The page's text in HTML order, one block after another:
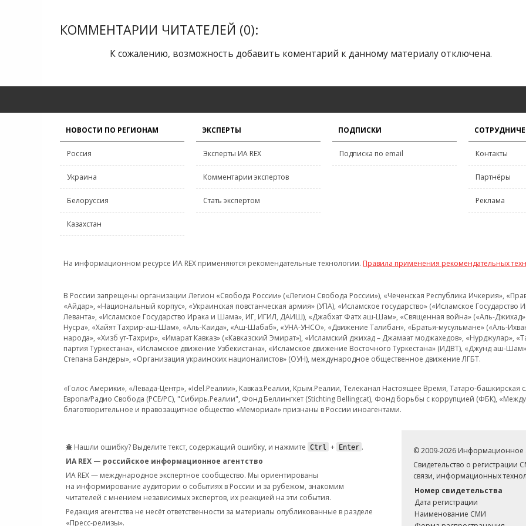
КОММЕНТАРИИ ЧИТАТЕЛЕЙ (0):
К сожалению, возможность добавить коментарий к данному материалу отключена.
НОВОСТИ ПО РЕГИОНАМ
Россия
Украина
Белоруссия
Казахстан
ЭКСПЕРТЫ
Эксперты ИА REX
Комментарии экспертов
Стать экспертом
ПОДПИСКИ
Подписка по email Контакты
Партнёры
Реклама
На информационном ресурсе ИА REX применяются рекомендательные технологии. Правила применения рекомендательных
В России запрещены организации Легион «Свобода России» («Легион Свобода России»), «Чеченская Республика Ичкерия»,
«Айдар», «Национальный корпус», «Украинская повстанческая армия» (УПА), «Исламское государство» («Исламское
Леванта», «Исламское Государство Ирака и Шама», ИГ, ИГИЛ, ДАИШ), «Джабхат Фатх аш-Шам», «Священная война» («Аль-Джихад»
Нусра», «Хайят Тахрир-аш-Шам», «Аль-Каида», «Аш-Шабаб», «УНА-УНСО», «Движение Талибан», «Братья-мусульмане» («Аль-
народа», «Хизб ут-Тахрир», «Имарат Кавказ» («Кавказский Эмират»), «Исламский джихад – Джамаат моджахедов», «Нурджулар»,
партия Туркестана», «Исламское движение Узбекистана», «Исламское движение Восточного Туркестана» (ИДВТ), «Джунд аш-
Степана Бандеры», «Организация украинских националистов» (ОУН), международное общественное движение ЛГБТ.
«Голос Америки», «Левада-Центр», «Idel.Реалии», Кавказ.Реалии, Крым.Реалии, Телеканал Настоящее Время, Татаро-
Европа/Радио Свобода (PCE/PC), "Сибирь.Реалии", Фонд Беллингкет (Stichting Bellingcat), Фонд борьбы с коррупцией (ФБК),
благотворительное и правозащитное общество «Мемориал» признаны в России иноагентами.
Нашли ошибку? Выделите текст, содержащий ошибку, и нажмите Ctrl + Enter .
ИА REX — российское информационное агентство
ИА REX — международное экспертное сообщество. Мы ориентированы
на информирование аудитории о событиях в России и за рубежом, знакомим
читателей с мнением независимых экспертов, их реакцией на эти события.
Редакция агентства не несёт ответственности за материалы опубликованные в разделе
«Пресс-релизы».
© 2009-2026 Информационное
Свидетельство о
связи, информационных
Номер свидетельства
Дата регистрации
Наименование СМИ